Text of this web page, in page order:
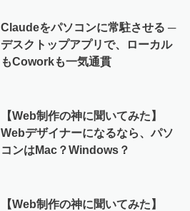
Claudeをパソコンに常駐させる ─
デスクトップアプリで、ローカル
もCoworkも一気通貫
【Web制作の神に聞いてみた】
Webデザイナーになるなら、パソ
コンはMac？Windows？
【Web制作の神に聞いてみた】